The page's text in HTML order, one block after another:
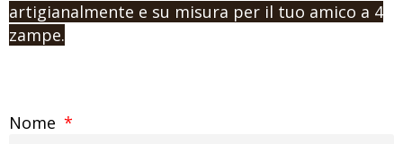
artigianalmente e su misura per il tuo amico a 4
zampe.
Nome